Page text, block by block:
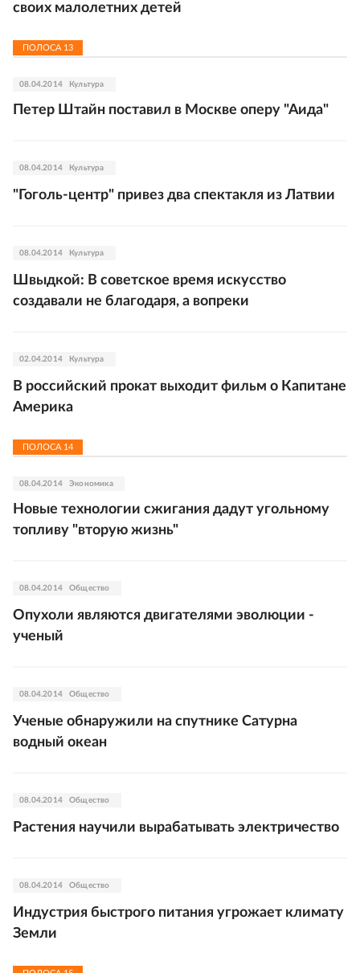
своих малолетних детей
ПОЛОСА 13
08.04.2014 Культура
Петер Штайн поставил в Москве оперу "Аида"
08.04.2014 Культура
"Гоголь-центр" привез два спектакля из Латвии
08.04.2014 Культура
Швыдкой: В советское время искусство
создавали не благодаря, а вопреки
02.04.2014 Культура
В российский прокат выходит фильм о Капитане
Америка
ПОЛОСА 14
08.04.2014 Экономика
Новые технологии сжигания дадут угольному
топливу "вторую жизнь"
08.04.2014 Общество
Опухоли являются двигателями эволюции -
ученый
08.04.2014 Общество
Ученые обнаружили на спутнике Сатурна
водный океан
08.04.2014 Общество
Растения научили вырабатывать электричество
08.04.2014 Общество
Индустрия быстрого питания угрожает климату
Земли